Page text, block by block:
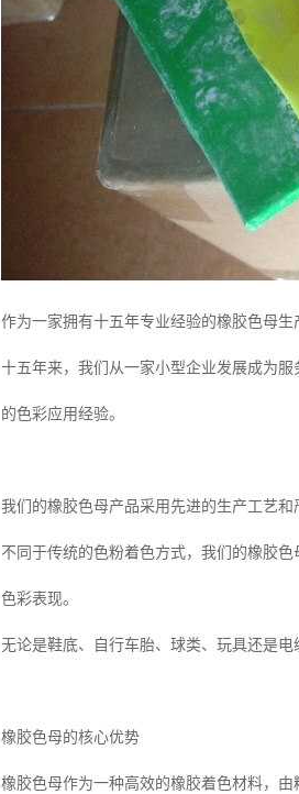
作为一家拥有十五年专业经验的橡胶色母
十五年来，我们从一家小型企业发展成为
的色彩应用经验。
我们的橡胶色母产品采用先进的生产工艺
不同于传统的色粉着色方式，我们的橡胶
色彩表现。
无论是鞋底、自行车胎、球类、玩具还是
橡胶色母的核心优势
橡胶色母作为一种高效的橡胶着色材料，